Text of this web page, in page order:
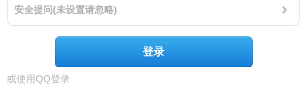
安全提问(未设置请忽略)
登录
或使用QQ登录